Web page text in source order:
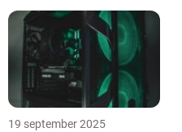
19 september 2025